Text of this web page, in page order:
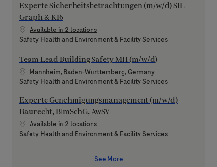
Experte Sicherheitsbetrachtungen (m/w/d) SIL-
Graph & K16
Available in 2 locations
Category
Safety Health and Environment & Facility Services
Team Lead Building Safety MH (m/w/d)
Location
Mannheim, Baden-Wurttemberg, Germany
Category
Safety Health and Environment & Facility Services
Experte Genehmigungsmanagement (m/w/d)
Baurecht, BImSchG, AwSV
Available in 2 locations
Category
Safety Health and Environment & Facility Services
See More